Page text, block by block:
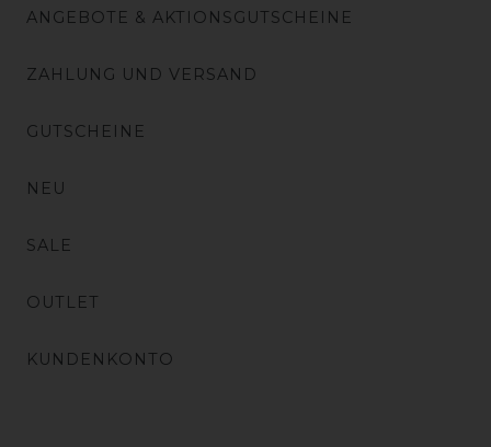
ANGEBOTE & AKTIONSGUTSCHEINE
ZAHLUNG UND VERSAND
GUTSCHEINE
NEU
SALE
OUTLET
KUNDENKONTO